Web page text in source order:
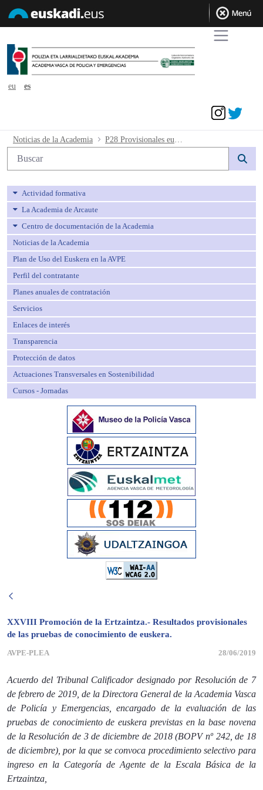
eu
es
P28 Provisionales euskera - avpe
Noticias de la Academia
Búsqueda web
Actividad formativa
La Academia de Arcaute
Centro de documentación de la Academia
Noticias de la Academia
Plan de Uso del Euskera en la AVPE
Perfil del contratante
Planes anuales de contratación
Servicios
Enlaces de interés
Transparencia
Protección de datos
Actuaciones Transversales en Sostenibilidad
Cursos - Jornadas
XXVIII Promoción de la Ertzaintza.- Resultados provisionales
de las pruebas de conocimiento de euskera.
AVPE-PLEA 28/06/2019
Acuerdo del Tribunal Calificador designado por Resolución de 7
de febrero de 2019, de la Directora General de la Academia Vasca
de Policía y Emergencias, encargado de la evaluación de las
pruebas de conocimiento de euskera previstas en la base novena
de la Resolución de 3 de diciembre de 2018 (BOPV nº 242, de 18
de diciembre), por la que se convoca procedimiento selectivo para
ingreso en la Categoría de Agente de la Escala Básica de la
Ertzaintza,